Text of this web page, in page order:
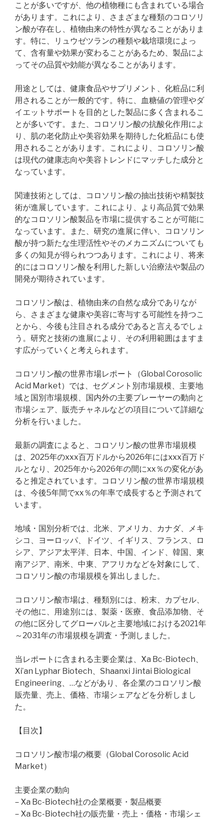
ことが多いですが、他の植物種にも含まれている場合
があります。これにより、さまざまな種類のコロソリ
ン酸が存在し、植物由来の特性が異なることがありま
す。特に、リュウゼツランの種類や栽培環境によっ
て、含有量や効果が変わることがあるため、製品によ
ってその品質や効能が異なることがあります。
用途としては、健康食品やサプリメント、化粧品に利
用されることが一般的です。特に、血糖値の管理やダ
イエットサポートを目的とした製品に多く含まれるこ
とが多いです。また、コロソリン酸の抗酸化作用によ
り、肌の老化防止や美容効果を期待した化粧品にも使
用されることがあります。これにより、コロソリン酸
は現代の健康志向や美容トレンドにマッチした成分と
なっています。
関連技術としては、コロソリン酸の抽出技術や精製技
術が進展しています。これにより、より高品質で効果
的なコロソリン酸製品を市場に提供することが可能に
なっています。また、研究の進展に伴い、コロソリン
酸が持つ新たな生理活性やそのメカニズムについても
多くの知見が得られつつあります。これにより、将来
的にはコロソリン酸を利用した新しい治療法や製品の
開発が期待されています。
コロソリン酸は、植物由来の自然な成分でありなが
ら、さまざまな健康や美容に寄与する可能性を持つこ
とから、今後も注目される成分であると言えるでしょ
う。研究と技術の進展により、その利用範囲はますま
す広がっていくと考えられます。
コロソリン酸の世界市場レポート（Global Corosolic
Acid Market）では、セグメント別市場規模、主要地
域と国別市場規模、国内外の主要プレーヤーの動向と
市場シェア、販売チャネルなどの項目について詳細な
分析を行いました。
最新の調査によると、コロソリン酸の世界市場規模
は、2025年のxxx百万ドルから2026年にはxxx百万ド
ルとなり、2025年から2026年の間にxx％の変化があ
ると推定されています。コロソリン酸の世界市場規模
は、今後5年間でxx％の年率で成長すると予測されて
います。
地域・国別分析では、北米、アメリカ、カナダ、メキ
シコ、ヨーロッパ、ドイツ、イギリス、フランス、ロ
シア、アジア太平洋、日本、中国、インド、韓国、東
南アジア、南米、中東、アフリカなどを対象にして、
コロソリン酸の市場規模を算出しました。
コロソリン酸市場は、種類別には、粉末、カプセル、
その他に、用途別には、製薬・医療、食品添加物、そ
の他に区分してグローバルと主要地域における2021年
～2031年の市場規模を調査・予測しました。
当レポートに含まれる主要企業は、Xa Bc-Biotech、
Xi’an Lyphar Biotech、Shaanxi Jintai Biological
Engineering、…などがあり、各企業のコロソリン酸
販売量、売上、価格、市場シェアなどを分析しまし
た。
【目次】
コロソリン酸市場の概要（Global Corosolic Acid
Market）
主要企業の動向
– Xa Bc-Biotech社の企業概要・製品概要
– Xa Bc-Biotech社の販売量・売上・価格・市場シェ